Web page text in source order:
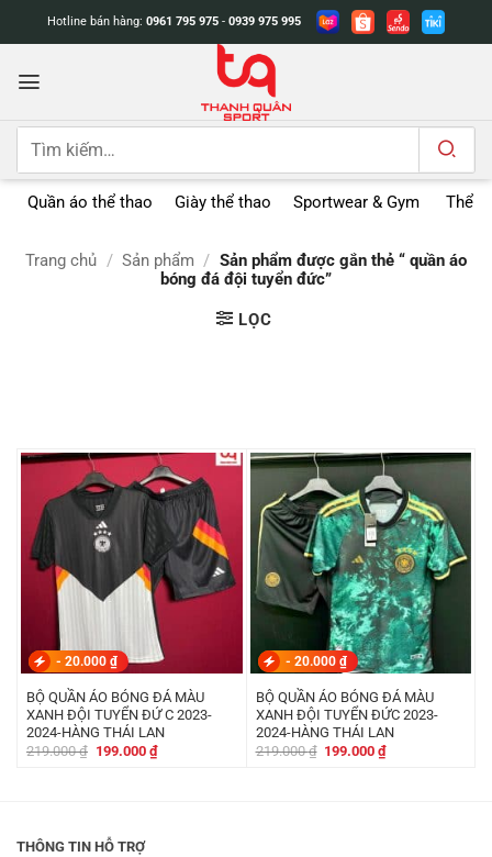
dung
Hotline bán hàng: 0961 795 975 - 0939 975 995
Tìm
Quần áo thể thao Giày thể thao Sportwear & Gym Thể
Trang chủ / Sản phẩm / Sản phẩm được gắn thẻ “ quần áo
bóng đá đội tuyển đức”
LỌC
- 20.000 ₫
BỘ QUẦN ÁO BÓNG ĐÁ MÀU
XANH ĐỘI TUYỂN ĐỨ C 2023-
2024-HÀNG THÁI LAN
219.000₫ Giá
199.000 ₫Giá
hiện
- 20.000 ₫
BỘ QUẦN ÁO BÓNG ĐÁ MÀU
XANH ĐỘI TUYỂN ĐỨC 2023-
2024-HÀNG THÁI LAN
219.000₫ Giá
199.000₫Giá
THÔNG TIN HỖ TRỢ